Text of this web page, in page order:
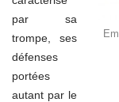
par sa
trompe, ses
défenses
portées
autant par le